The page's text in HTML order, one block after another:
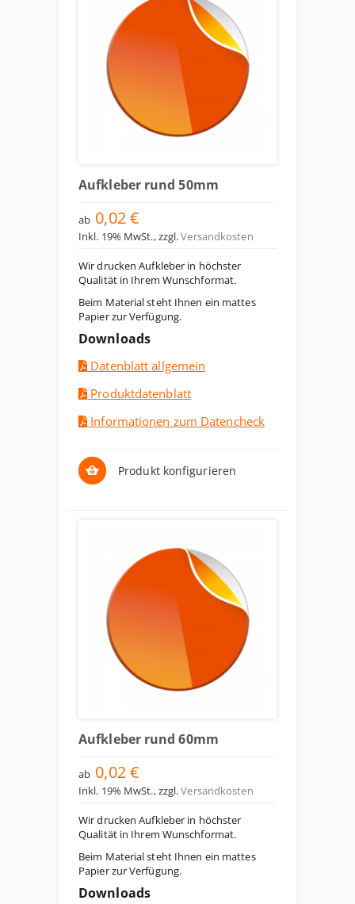
Aufkleber rund 50mm
ab 0,02 €
Inkl. 19% MwSt.,zzgl.Versandkosten
Wir drucken Aufkleber in höchster
Qualität in Ihrem Wunschformat.
Beim Material steht Ihnen ein mattes
Papier zur Verfügung.
Downloads
Datenblatt allgemein
Produktdatenblatt
Informationen zum Datencheck
Produkt konfigurieren
Aufkleber rund 60mm
ab 0,02 €
Inkl. 19% MwSt.,zzgl.Versandkosten
Wir drucken Aufkleber in höchster
Qualität in Ihrem Wunschformat.
Beim Material steht Ihnen ein mattes
Papier zur Verfügung.
Downloads